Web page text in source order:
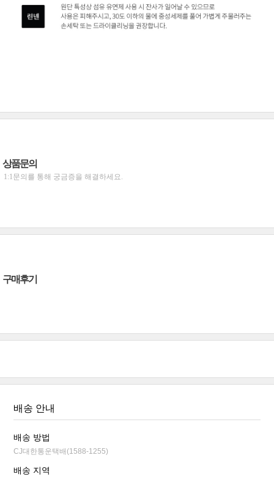
상품문의
1:1문의를 통해 궁금증을 해결하세요.
구매후기
배송 안내
배송 방법
CJ대한통운택배(1588-1255)
배송 지역